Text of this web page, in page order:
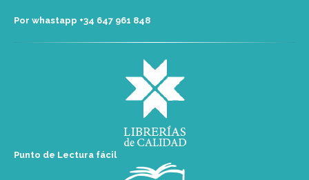
Por whastapp +34 ‭647 961 848‬
Punto de Lectura fácil